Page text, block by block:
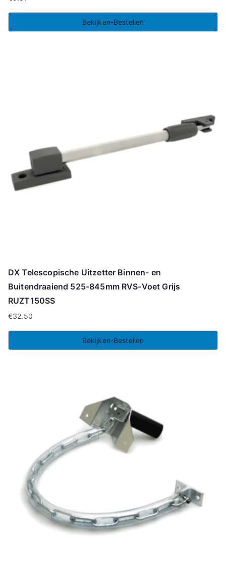
Bekijken-Bestellen
DX Telescopische Uitzetter Binnen- en
Buitendraaiend 525-845mm RVS-Voet Grijs
RUZT150SS
€32.50
Bekijken-Bestellen